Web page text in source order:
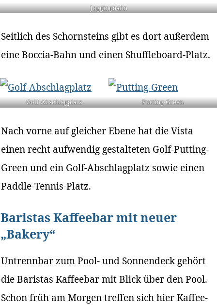
Joggingbahn
Seitlich des Schornsteins gibt es dort außerdem
eine Boccia-Bahn und einen Shuffleboard-Platz.
Golf-Abschlagplatz Putting-Green
Nach vorne auf gleicher Ebene hat die Vista
einen recht aufwendig gestalteten Golf-Putting-
Green und ein Golf-Abschlagplatz sowie einen
Paddle-Tennis-Platz.
Baristas Kaffeebar mit neuer
„Bakery“
Untrennbar zum Pool- und Sonnendeck gehört
die Baristas Kaffeebar mit Blick über den Pool.
Schon früh am Morgen treffen sich hier Kaffee-